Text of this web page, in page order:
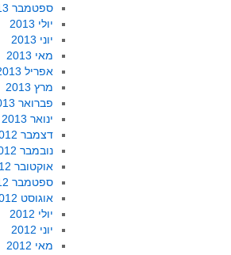
ספטמבר 2013
יולי 2013
יוני 2013
מאי 2013
אפריל 2013
מרץ 2013
פברואר 2013
ינואר 2013
דצמבר 2012
נובמבר 2012
אוקטובר 2012
ספטמבר 2012
אוגוסט 2012
יולי 2012
יוני 2012
מאי 2012